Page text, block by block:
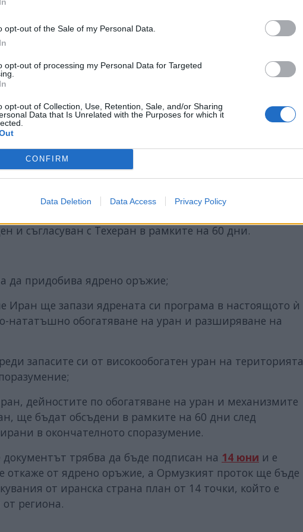
opt-out of the Sale of my Personal Data.
opt-out of processing my Personal Data for Targeted
opt-out of Collection, Use, Retention, Sale, and/or Sharing
Data that Is Unrelated with the Purposes for which it
CONFIRM
Data Deletion Data Access Privacy Policy
Иран ще бъдат отменени съгласно съгласуван
определен срок, което ще позволи на Ислямската
замразени ирански активи, по-специално чрез
страните в региона и предоставяне на достъп до
в Близкия изток ще подготви план за възстановяване
и съгласуван с Техеран в рамките на 60 дни.
да придобива ядрено оръжие;
Иран ще запази ядрената си програма в настоящото ѝ
нататъшно обогатяване на уран и разширяване на
запасите си от високообогатен уран на територията
дейностите по обогатяване на уран и механизмите
ще бъдат обсъдени в рамките на 60 дни след
в окончателното споразумение.
трябва да бъде подписан на 14 юни и е
откаже от ядрено оръжие, а Ормузкият проток ще бъде
от иранска страна план от 14 точки, който е
региона.